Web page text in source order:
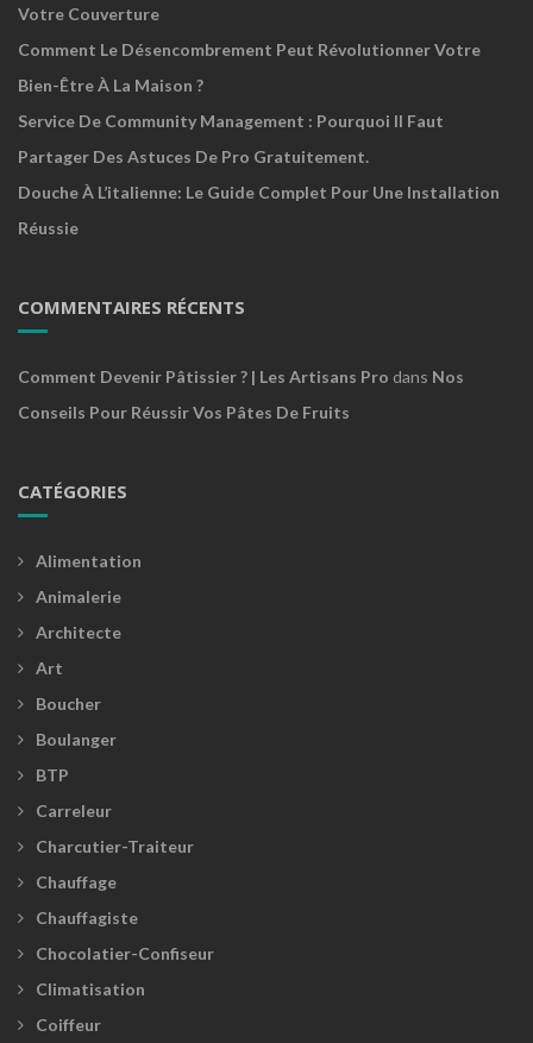
Votre Couverture
Comment Le Désencombrement Peut Révolutionner Votre
Bien-Être À La Maison ?
Service De Community Management : Pourquoi Il Faut
Partager Des Astuces De Pro Gratuitement.
Douche À L’italienne: Le Guide Complet Pour Une Installation
Réussie
COMMENTAIRES RÉCENTS
Comment Devenir Pâtissier ? | Les Artisans Pro dans Nos
Conseils Pour Réussir Vos Pâtes De Fruits
CATÉGORIES
Alimentation
Animalerie
Architecte
Art
Boucher
Boulanger
BTP
Carreleur
Charcutier-Traiteur
Chauffage
Chauffagiste
Chocolatier-Confiseur
Climatisation
Coiffeur